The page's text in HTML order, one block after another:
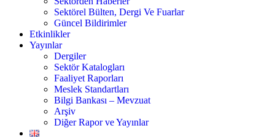
Sektörel Bülten, Dergi Ve Fuarlar
Güncel Bildirimler
Etkinlikler
Yayınlar
Dergiler
Sektör Katalogları
Faaliyet Raporları
Meslek Standartları
Bilgi Bankası – Mevzuat
Arşiv
Diğer Rapor ve Yayınlar